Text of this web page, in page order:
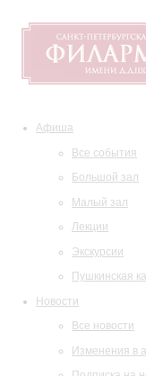
Афиша
Все события
Большой зал
Малый зал
Лекции
Экскурсии
Пушкинская
Новости
Все новости
Изменения в